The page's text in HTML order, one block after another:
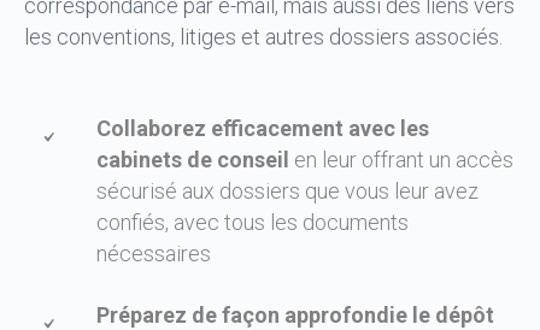
correspondance par e-mail, mais aussi des liens vers
les conventions, litiges et autres dossiers associés.
Collaborez efficacement avec les
cabinets de conseil en leur offrant un accès
sécurisé aux dossiers que vous leur avez
confiés, avec tous les documents
nécessaires
Préparez de façon approfondie le dépôt